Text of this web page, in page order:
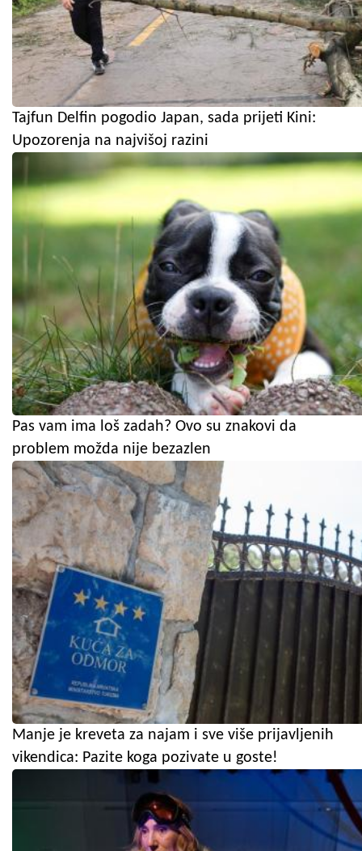
Tajfun Delfin pogodio Japan, sada prijeti Kini:
Upozorenja na najvišoj razini
Pas vam ima loš zadah? Ovo su znakovi da
problem možda nije bezazlen
Manje je kreveta za najam i sve više prijavljenih
vikendica: Pazite koga pozivate u goste!